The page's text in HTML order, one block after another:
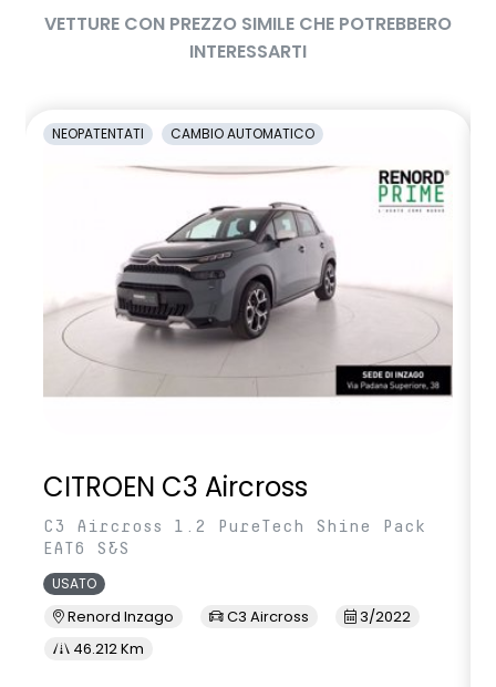
VETTURE CON PREZZO SIMILE CHE POTREBBERO
INTERESSARTI
NEOPATENTATI CAMBIO AUTOMATICO
CITROEN C3 Aircross
C3 Aircross 1.2 PureTech Shine Pack
EAT6 S&S
USATO
Renord Inzago C3 Aircross
3/2022
46.212 Km